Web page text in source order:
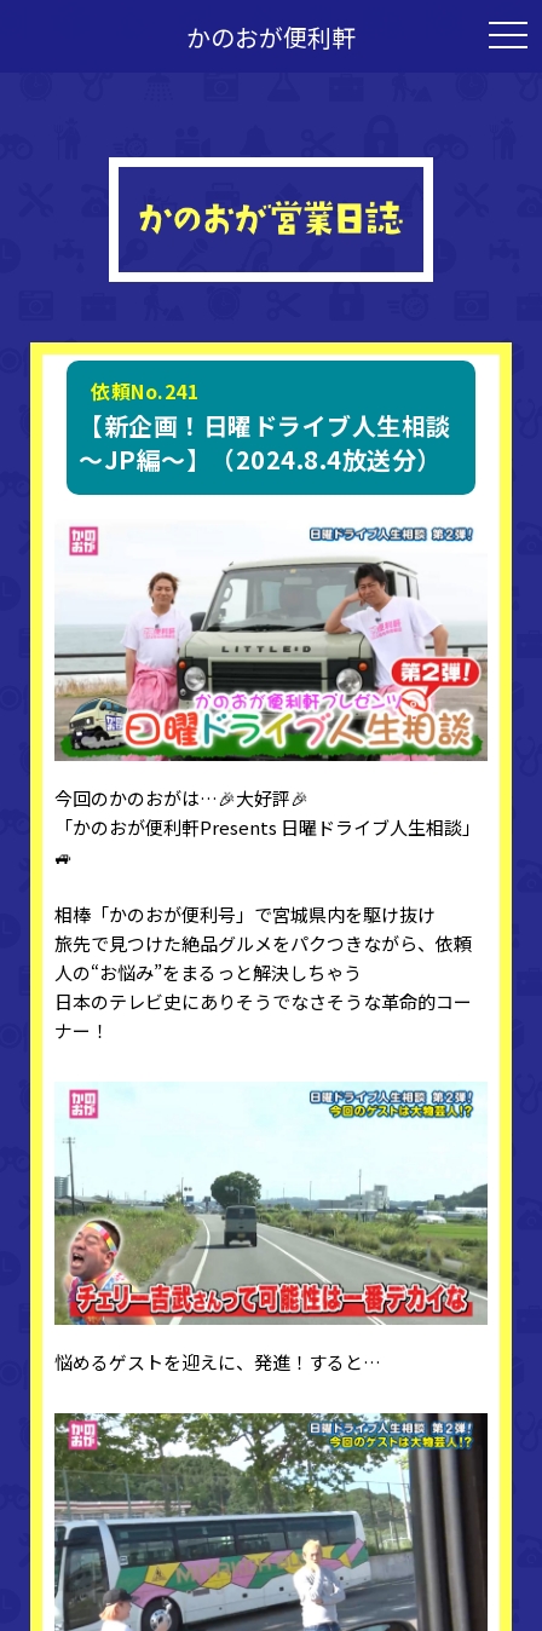
かのおが便利軒
依頼No.241
【新企画！日曜ドライブ人生相談
～JP編～】（2024.8.4放送分）
今回のかのおがは…🎉大好評🎉
「かのおが便利軒Presents 日曜ドライブ人生相談」
🚙
相棒「かのおが便利号」で宮城県内を駆け抜け
旅先で見つけた絶品グルメをパクつきながら、依頼
人の“お悩み”をまるっと解決しちゃう
日本のテレビ史にありそうでなさそうな革命的コー
ナー！
悩めるゲストを迎えに、発進！すると…